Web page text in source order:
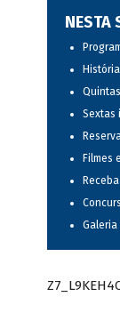
NESTA
História
Sextas
Filmes
Galeria